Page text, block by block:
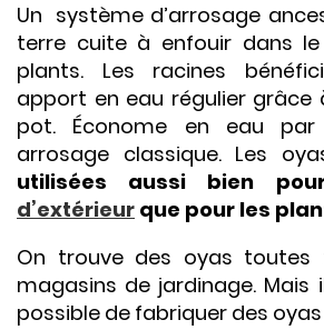
Un système d’arrosage
terre cuite à enfouir dans
plants. Les racines
apport en eau régulier grâce
pot. Économe en eau
arrosage classique. Les
utilisées aussi bien
d’extérieur que pour les
On trouve des oyas toutes
magasins de jardinage.
possible de fabriquer des